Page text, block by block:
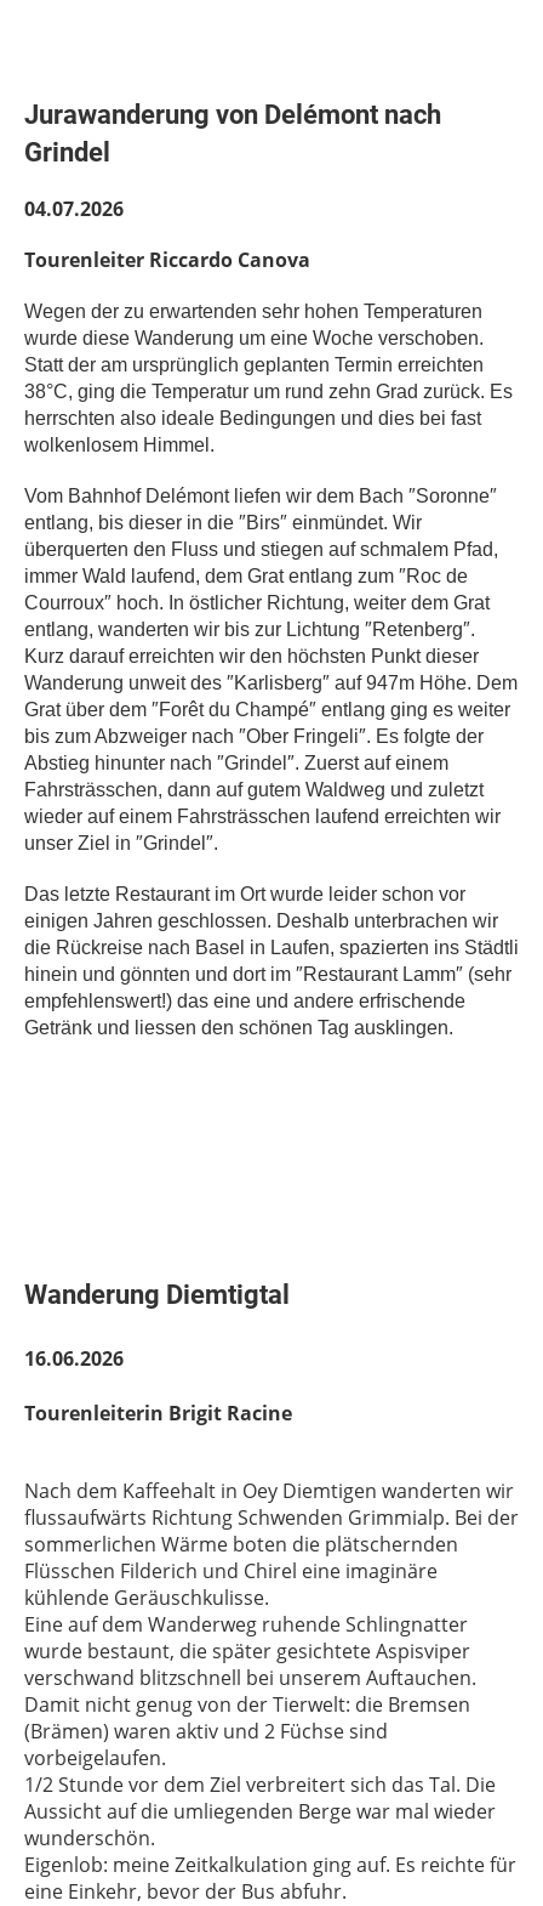
Jurawanderung von Delémont nach
Grindel
04.07.2026
Tourenleiter Riccardo Canova
Wegen der zu erwartenden sehr hohen Temperaturen
wurde diese Wanderung um eine Woche verschoben.
Statt der am ursprünglich geplanten Termin erreichten
38°C, ging die Temperatur um rund zehn Grad zurück. Es
herrschten also ideale Bedingungen und dies bei fast
wolkenlosem Himmel.
Vom Bahnhof Delémont liefen wir dem Bach ″Soronne″
entlang, bis dieser in die ″Birs″ einmündet. Wir
überquerten den Fluss und stiegen auf schmalem Pfad,
immer Wald laufend, dem Grat entlang zum ″Roc de
Courroux″ hoch. In östlicher Richtung, weiter dem Grat
entlang, wanderten wir bis zur Lichtung ″Retenberg″.
Kurz darauf erreichten wir den höchsten Punkt dieser
Wanderung unweit des ″Karlisberg″ auf 947m Höhe. Dem
Grat über dem ″Forêt du Champé″ entlang ging es weiter
bis zum Abzweiger nach ″Ober Fringeli″. Es folgte der
Abstieg hinunter nach ″Grindel″. Zuerst auf einem
Fahrsträsschen, dann auf gutem Waldweg und zuletzt
wieder auf einem Fahrsträsschen laufend erreichten wir
unser Ziel in ″Grindel″.
Das letzte Restaurant im Ort wurde leider schon vor
einigen Jahren geschlossen. Deshalb unterbrachen wir
die Rückreise nach Basel in Laufen, spazierten ins Städtli
hinein und gönnten und dort im ″Restaurant Lamm″ (sehr
empfehlenswert!) das eine und andere erfrischende
Getränk und liessen den schönen Tag ausklingen.
Wanderung Diemtigtal
16.06.2026
Tourenleiterin Brigit Racine
Nach dem Kaffeehalt in Oey Diemtigen wanderten wir
flussaufwärts Richtung Schwenden Grimmialp. Bei der
sommerlichen Wärme boten die plätschernden
Flüsschen Filderich und Chirel eine imaginäre
kühlende Geräuschkulisse.
Eine auf dem Wanderweg ruhende Schlingnatter
wurde bestaunt, die später gesichtete Aspisviper
verschwand blitzschnell bei unserem Auftauchen.
Damit nicht genug von der Tierwelt: die Bremsen
(Brämen) waren aktiv und 2 Füchse sind
vorbeigelaufen.
1/2 Stunde vor dem Ziel verbreitert sich das Tal. Die
Aussicht auf die umliegenden Berge war mal wieder
wunderschön.
Eigenlob: meine Zeitkalkulation ging auf. Es reichte für
eine Einkehr, bevor der Bus abfuhr.